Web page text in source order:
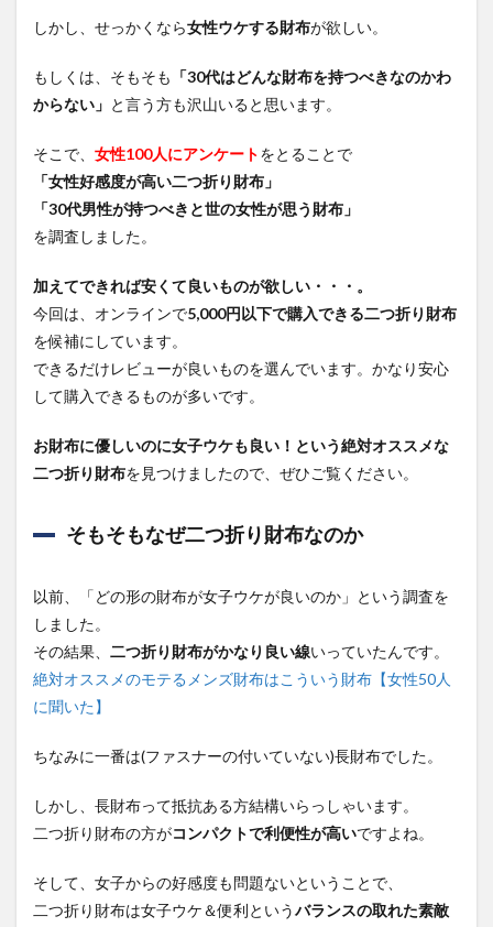
調査
協力
いた
だい
た女
性の
年齢
4
高レ
ビュ
ーお
すす
め二
つ折
布
19
20
代の
調査
結果
の詳
細
5.1
の二
調査
5.2
20代
しかし、せっかくなら女性ウケする財布が欲しい。
もしくは、そもそも 「30代はどんな財布を持つべきなのかわ
からない」 と言う方も沢山いると思います。
そこで、 女性100人にアンケートをとることで
「女性好感度が高い二つ折り財布」
「30代男性が持つべきと世の女性が思う財布」
を調査しました。
加えてできれば安くて良いものが欲しい・・・。
今回は、オンラインで5,000円以下で購入できる二つ折り財布
を候補にしています。
できるだけレビューが良いものを選んでいます。かなり安心
して購入できるものが多いです。
お財布に優しいのに女子ウケも良い！という絶対オススメな
二つ折り財布を見つけましたので、ぜひご覧ください。
そもそもなぜ二つ折り財布なのか
以前、「どの形の財布が女子ウケが良いのか」という調査を
しました。
その結果、 二つ折り財布がかなり良い線いっていたんです。
絶対オススメのモテるメンズ財布はこういう財布【女性50人
に聞いた】
ちなみに一番は(ファスナーの付いていない)長財布でした。
しかし、長財布って抵抗ある方結構いらっしゃいます。
二つ折り財布の方がコンパクトで利便性が高いですよね。
そして、女子からの好感度も問題ないということで、
二つ折り財布は女子ウケ＆便利というバランスの取れた素敵